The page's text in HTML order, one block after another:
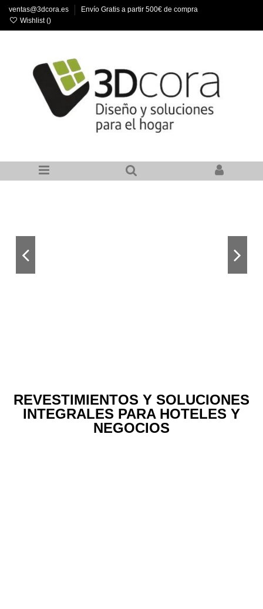
ventas@3dcora.es
Envío Gratis a partir 500€ de compra
Wishlist ()
REVESTIMIENTOS Y SOLUCIONES
INTEGRALES PARA HOTELES Y
NEGOCIOS